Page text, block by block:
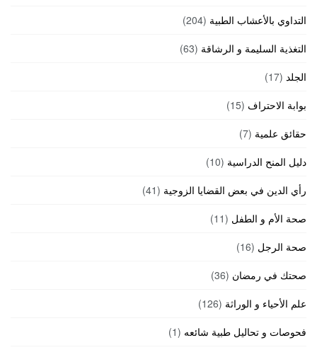
التداوي بالأعشاب الطبية (204)
التغذية السليمة و الرشاقة (63)
الجلد (17)
بوابة الاحتراف (15)
حقائق علمية (7)
دليل المنح الدراسية (10)
رأي الدين في بعض القضايا الزوجية (41)
صحة الأم و الطفل (11)
صحة الرجل (16)
صحتك في رمضان (36)
علم الأحياء و الوراثة (126)
فحوصات و تحاليل طبية شائعه (1)